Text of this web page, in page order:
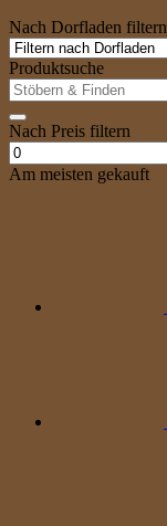
Nach Dorfladen filtern
Produktsuche
Suche
nach:
Nach Preis filtern
Min.
Preis
Am meisten gekauft